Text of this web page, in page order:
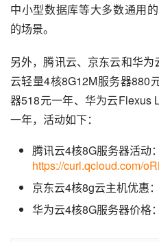
中小型数据库等大多数通用
的场景。
另外，腾讯云、京东云和华
云轻量4核8G12M服务器880
器518元一年、华为云Flexus
一年，活动如下：
腾讯云4核8G服务器活动：
https://curl.qcloud.com/
京东云4核8g云主机优惠：
华为云4核8G服务器价格：